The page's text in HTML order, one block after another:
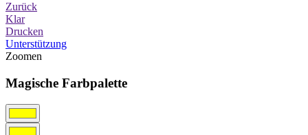
Zurück
Klar
Drucken
Unterstützung
Zoomen
Magische Farbpalette